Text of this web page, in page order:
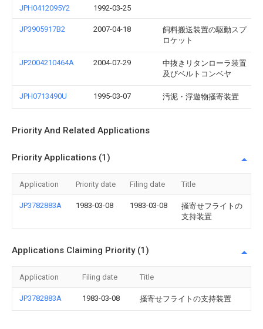
JPH0412095Y2 1992-03-25
JP3905917B2 2007-04-18
飼料搬送装置の駆動スプ
ロケット
JP2004210464A 2004-07-29
中抜きリタンローラ装置
及びベルトコンベヤ
JPH0713490U 1995-03-07 汚泥・浮遊物掻寄装置
Priority And Related Applications
Priority Applications (1)
Application Priority date Filing date Title
JP3782883A 1983-03-08 1983-03-08
掻寄せフライトの
支持装置
Applications Claiming Priority (1)
Application Filing date Title
JP3782883A 1983-03-08 掻寄せフライトの支持装置